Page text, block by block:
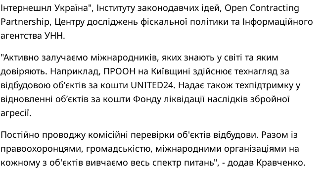
Інтернешнл Україна", Інституту законодавчих ідей, Open Contracting
Partnership, Центру досліджень фіскальної політики та Інформаційного
агентства УНН.
"Активно залучаємо міжнародників, яких знають у світі та яким
довіряють. Наприклад, ПРООН на Київщині здійснює технагляд за
відбудовою обʼєктів за кошти UNITED24. Надає також техпідтримку у
відновленні об’єктів за кошти Фонду ліквідації наслідків збройної
агресії.
Постійно проводжу комісійні перевірки об'єктів відбудови. Разом із
правоохоронцями, громадськістю, міжнародними організаціями на
кожному з об'єктів вивчаємо весь спектр питань", - додав Кравченко.